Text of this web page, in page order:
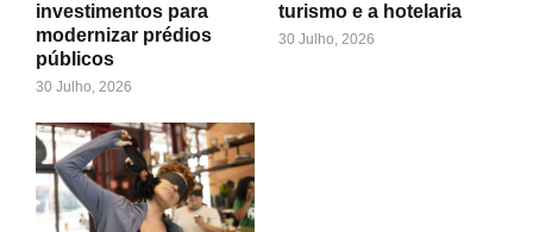
investimentos para
modernizar prédios
públicos
30 Julho, 2026
turismo e a hotelaria
30 Julho, 2026